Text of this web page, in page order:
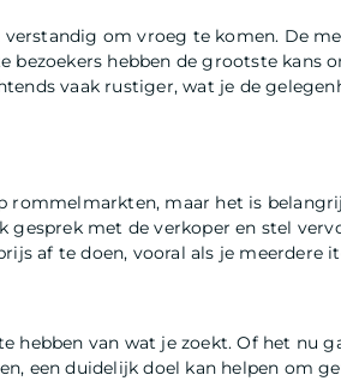
om vroeg te komen. De
bezoekers hebben de grootste kans
vaak rustiger, wat je de
rommelmarkten, maar het is
gesprek met de verkoper en stel
af te doen, vooral als je meerdere
hebben van wat je zoekt. Of het nu
een duidelijk doel kan helpen om